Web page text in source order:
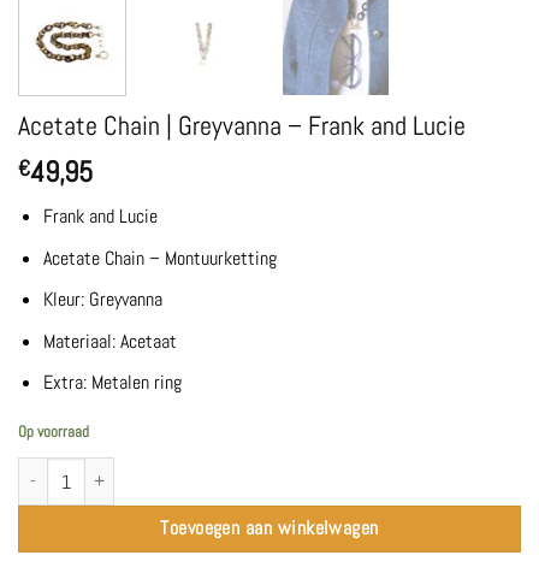
Acetate Chain | Greyvanna – Frank and Lucie
€49,95
Frank and Lucie
Acetate Chain – Montuurketting
Kleur: Greyvanna
Materiaal: Acetaat
Extra: Metalen ring
Op voorraad
Acetate Chain | Greyvanna - Frank and Lucie aantal
Toevoegen aan winkelwagen